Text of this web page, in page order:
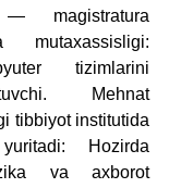
magistratura
mutaxassisligi:
tizimlarini
Mehnat
tibbiyot institutida
Hozirda
va axborot